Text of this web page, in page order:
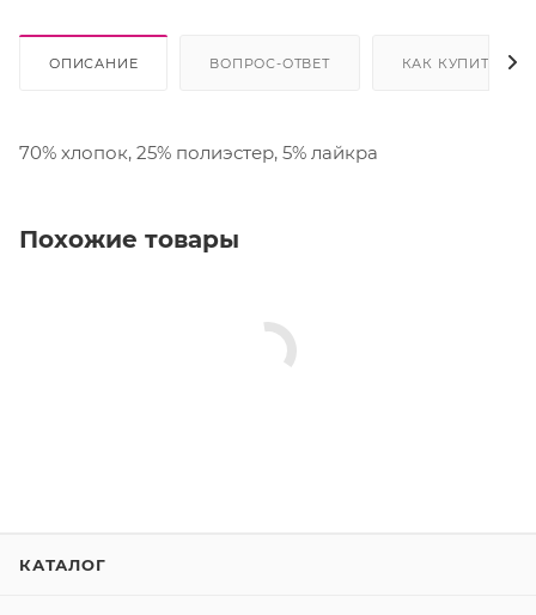
ОПИСАНИЕ ВОПРОС-ОТВЕТ КАК КУПИТЬ
70% хлопок, 25% полиэстер, 5% лайкра
Похожие товары
КАТАЛОГ